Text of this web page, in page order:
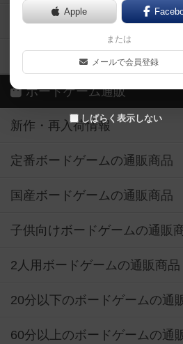
Apple
または
メールで会員登録
しばらく表示しない
ボードゲーム業界コラム
ボドゲーマご利用案内
ボードゲーム通販
新作・再入荷情報
定番ボードゲームの通販商品
国産ボードゲームの通販商品
子供向けボードゲームの通販
2人用ボードゲームの通販商品
20分以下のボードゲームの通
60分以上のボードゲームの通